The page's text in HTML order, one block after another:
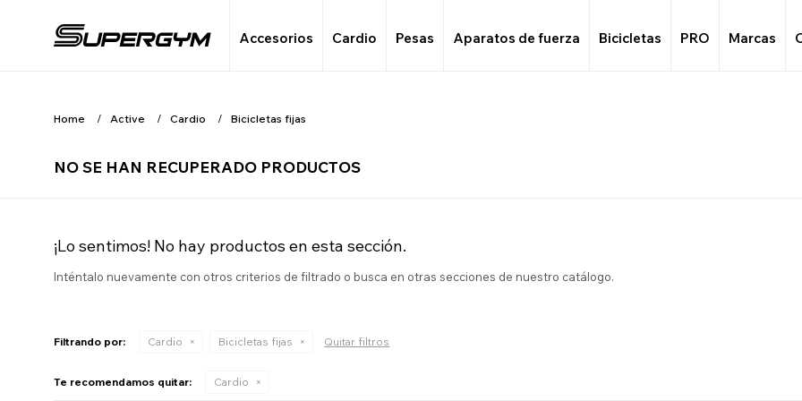
Accesorios Cardio Pesas Aparatos de fuerza Bicicletas PRO Marcas
Home Active Cardio Bicicletas fijas
NO SE HAN RECUPERADO PRODUCTOS
¡Lo sentimos! No hay productos en esta sección.
Inténtalo nuevamente con otros criterios de filtrado o busca en otras secciones de nuestro catálogo.
Filtrando por: Cardio Bicicletas fijas Quitar filtros
Te recomendamos quitar: Cardio